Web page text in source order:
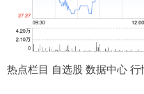
热点栏目 自选股 数据中心